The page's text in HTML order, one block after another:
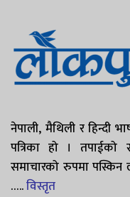
नेपाली, मैथिली र हिन्दी
पत्रिका हो ।
समाचारको रुपमा पस्किन
…..विस्तृत